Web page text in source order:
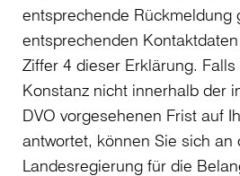
entsprechende Rückmeldung
entsprechenden
Ziffer 4 dieser Erklärung.
Konstanz nicht innerhalb der
DVO vorgesehenen Frist auf
antwortet, können Sie sich
Landesregierung für die